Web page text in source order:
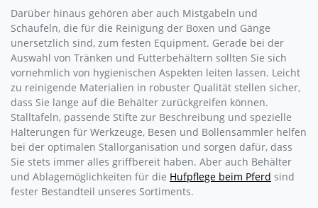
Darüber hinaus gehören aber auch Mistgabeln und
Schaufeln, die für die Reinigung der Boxen und Gänge
unersetzlich sind, zum festen Equipment. Gerade bei der
Auswahl von Tränken und Futterbehältern sollten Sie sich
vornehmlich von hygienischen Aspekten leiten lassen. Leicht
zu reinigende Materialien in robuster Qualität stellen sicher,
dass Sie lange auf die Behälter zurückgreifen können.
Stalltafeln, passende Stifte zur Beschreibung und spezielle
Halterungen für Werkzeuge, Besen und Bollensammler helfen
bei der optimalen Stallorganisation und sorgen dafür, dass
Sie stets immer alles griffbereit haben. Aber auch Behälter
und Ablagemöglichkeiten für die Hufpflege beim Pferd sind
fester Bestandteil unseres Sortiments.